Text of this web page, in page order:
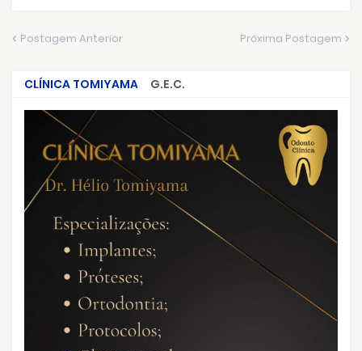
Postagem Anterior Próxima Postagem
CLÍNICA TOMIYAMA
G.E.C.
CRIMES QUE ABALARAM O BRASIL